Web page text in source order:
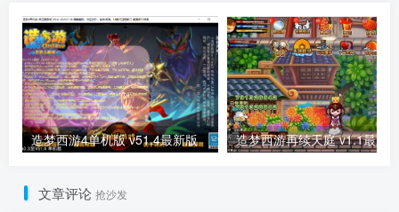
造梦西游4单机版 v51.4最新版 造梦西游再续天庭 v1.1最新
文章评论 抢沙发